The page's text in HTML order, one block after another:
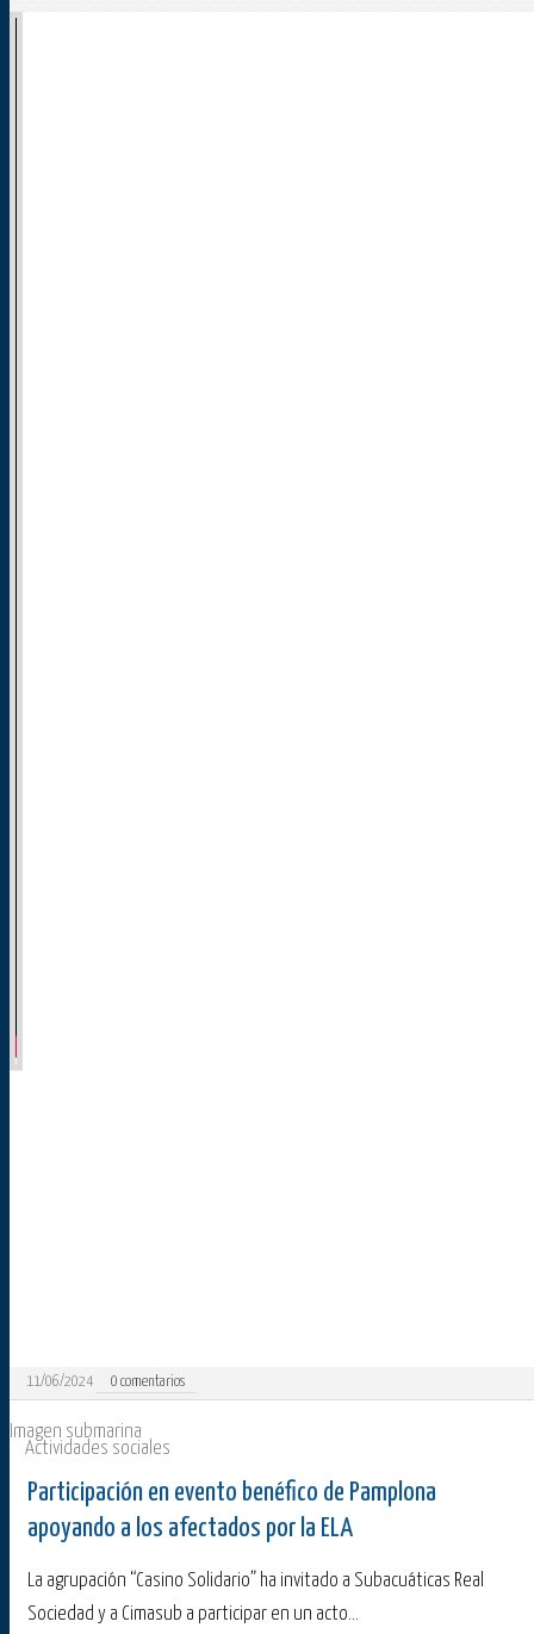
11/06/2024 0 comentarios
Imagen submarina
Actividades sociales
Participación en evento benéfico de Pamplona
apoyando a los afectados por la ELA
La agrupación “Casino Solidario” ha invitado a Subacuáticas Real
Sociedad y a Cimasub a participar en un acto...